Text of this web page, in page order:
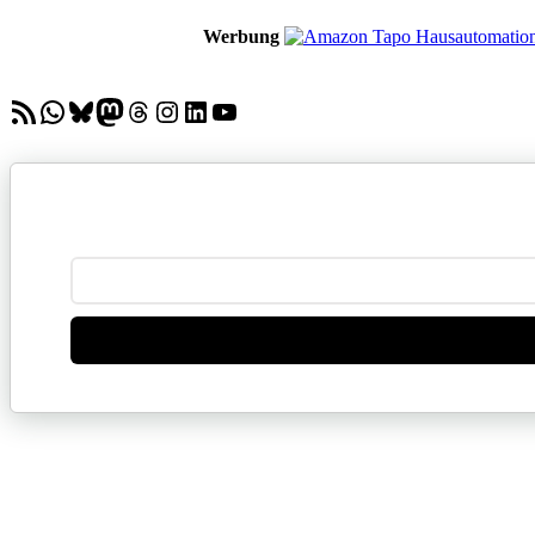
Werbung
RSS-FeedWhatsApp
Bluesky
Mastodon
Threads
Instagram
LinkedIn
YouTube